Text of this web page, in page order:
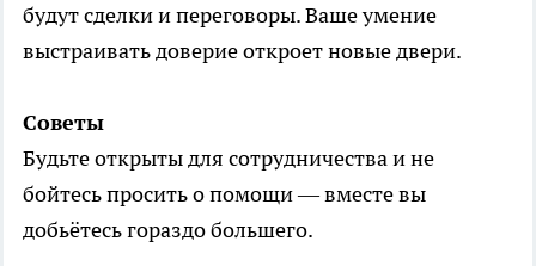
будут сделки и переговоры. Ваше умение
выстраивать доверие откроет новые двери.
Советы
Будьте открыты для сотрудничества и не
бойтесь просить о помощи — вместе вы
добьётесь гораздо большего.